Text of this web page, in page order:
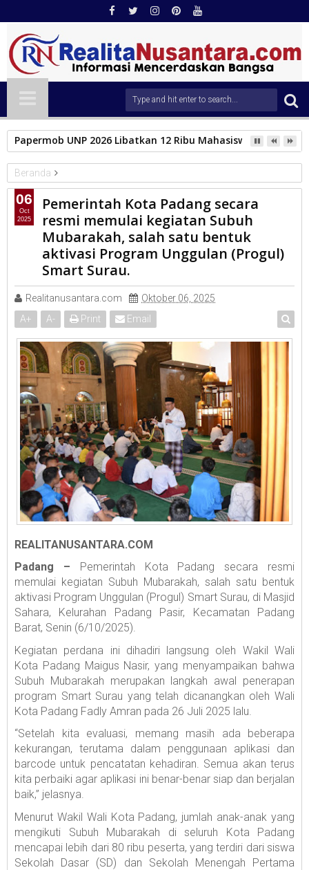
Papermob UNP 2026 Libatkan 12 Ribu Mahasiswa Baru,
Beranda
PEMKO PADANG
Pemerintah Kota Padang secara resmi memulai kegiatan Subuh
Mubarakah, salah satu bentuk aktivasi Program Unggulan
(Progul) Smart Surau.
Pemerintah Kota Padang secara
resmi memulai kegiatan Subuh
Mubarakah, salah satu bentuk
aktivasi Program Unggulan (Progul)
Smart Surau.
Realitanusantara.com
Oktober 06, 2025
A+ A- Print Email
REALITANUSANTARA.COM
Padang –
Pemerintah Kota Padang secara resmi
memulai kegiatan Subuh Mubarakah, salah satu bentuk
aktivasi Program Unggulan (Progul) Smart Surau, di Masjid
Sahara, Kelurahan Padang Pasir, Kecamatan Padang
Barat, Senin (6/10/2025).
Kegiatan perdana ini dihadiri langsung oleh Wakil Wali
Kota Padang Maigus Nasir, yang menyampaikan bahwa
Subuh Mubarakah merupakan langkah awal penerapan
program Smart Surau yang telah dicanangkan oleh Wali
Kota Padang Fadly Amran pada 26 Juli 2025 lalu.
“Setelah kita evaluasi, memang masih ada beberapa
kekurangan, terutama dalam penggunaan aplikasi dan
barcode untuk pencatatan kehadiran. Semua akan terus
kita perbaiki agar aplikasi ini benar-benar siap dan berjalan
baik,” jelasnya.
Menurut Wakil Wali Kota Padang, jumlah anak-anak yang
mengikuti Subuh Mubarakah di seluruh Kota Padang
mencapai lebih dari 80 ribu peserta, yang terdiri dari siswa
Sekolah Dasar (SD) dan Sekolah Menengah Pertama
06
Oct
2025